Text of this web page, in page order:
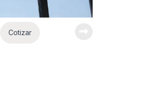
Cotizar